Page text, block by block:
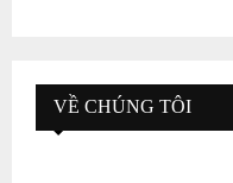
VỀ CHÚNG TÔI